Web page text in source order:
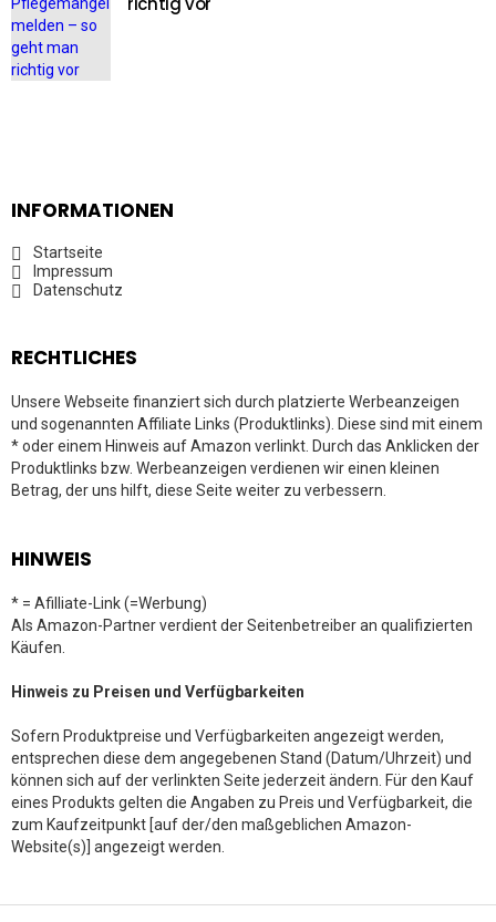
INFORMATIONEN
Startseite
Impressum
Datenschutz
RECHTLICHES
Unsere Webseite finanziert sich durch platzierte Werbeanzeigen
und sogenannten Affiliate Links (Produktlinks). Diese sind mit einem
* oder einem Hinweis auf Amazon verlinkt. Durch das Anklicken der
Produktlinks bzw. Werbeanzeigen verdienen wir einen kleinen
Betrag, der uns hilft, diese Seite weiter zu verbessern.
HINWEIS
* = Afilliate-Link (=Werbung)
Als Amazon-Partner verdient der Seitenbetreiber an qualifizierten
Käufen.
Hinweis zu Preisen und Verfügbarkeiten
Sofern Produktpreise und Verfügbarkeiten angezeigt werden,
entsprechen diese dem angegebenen Stand (Datum/Uhrzeit) und
können sich auf der verlinkten Seite jederzeit ändern. Für den Kauf
eines Produkts gelten die Angaben zu Preis und Verfügbarkeit, die
zum Kaufzeitpunkt [auf der/den maßgeblichen Amazon-
Website(s)] angezeigt werden.